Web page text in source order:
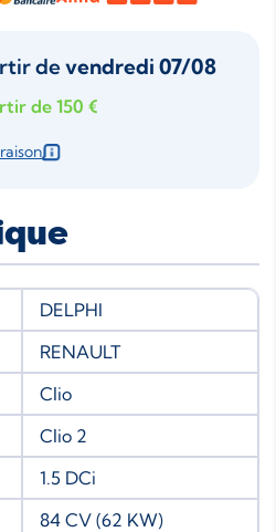
devendredi 07/08
de 150 €
DELPHI
RENAULT
Clio
Clio 2
1.5 DCi
84 CV (62 KW)